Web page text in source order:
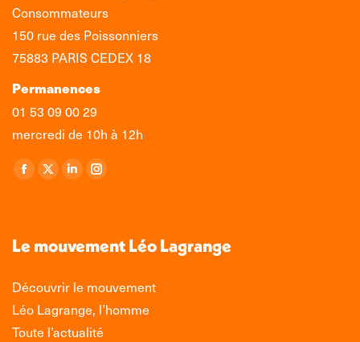
Consommateurs
150 rue des Poissonniers
75883 PARIS CEDEX 18
Permanences
01 53 09 00 29
mercredi de 10h à 12h
Retrouvez-nous sur :
La
s'ouvre
une
nouvelle
fenêtre
La
s'ouvre
une
fenêtre
La
s'ouvre
une
nouvelle
fenêtre
La
s'ouvre
une
nouvelle
fenêtre
Le mouvement Léo Lagrange
Découvrir le mouvement
Léo Lagrange, l’homme
Toute l’actualité